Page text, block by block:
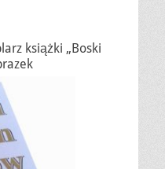
książki „Boski